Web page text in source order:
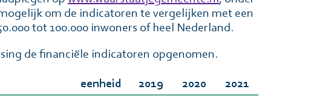
om de indicatoren te vergelijken met een
tot 100.000 inwoners of heel Nederland.
de financiële indicatoren opgenomen.
eenheid 2019 2020
2021